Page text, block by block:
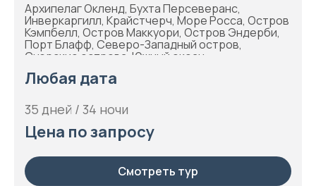
Архипелаг Окленд, Бухта Персеверанс,
Инверкаргилл, Крайстчерч, Море Росса, Остров
Кэмпбелл, Остров Маккуори, Остров Эндерби,
Порт Блафф, Северо-Западный остров,
Снэрские острова, Южный океан
Любая дата
35 дней / 34 ночи
Цена по запросу
Смотреть тур